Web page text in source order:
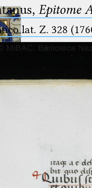
Epitome
lat. Z. 328